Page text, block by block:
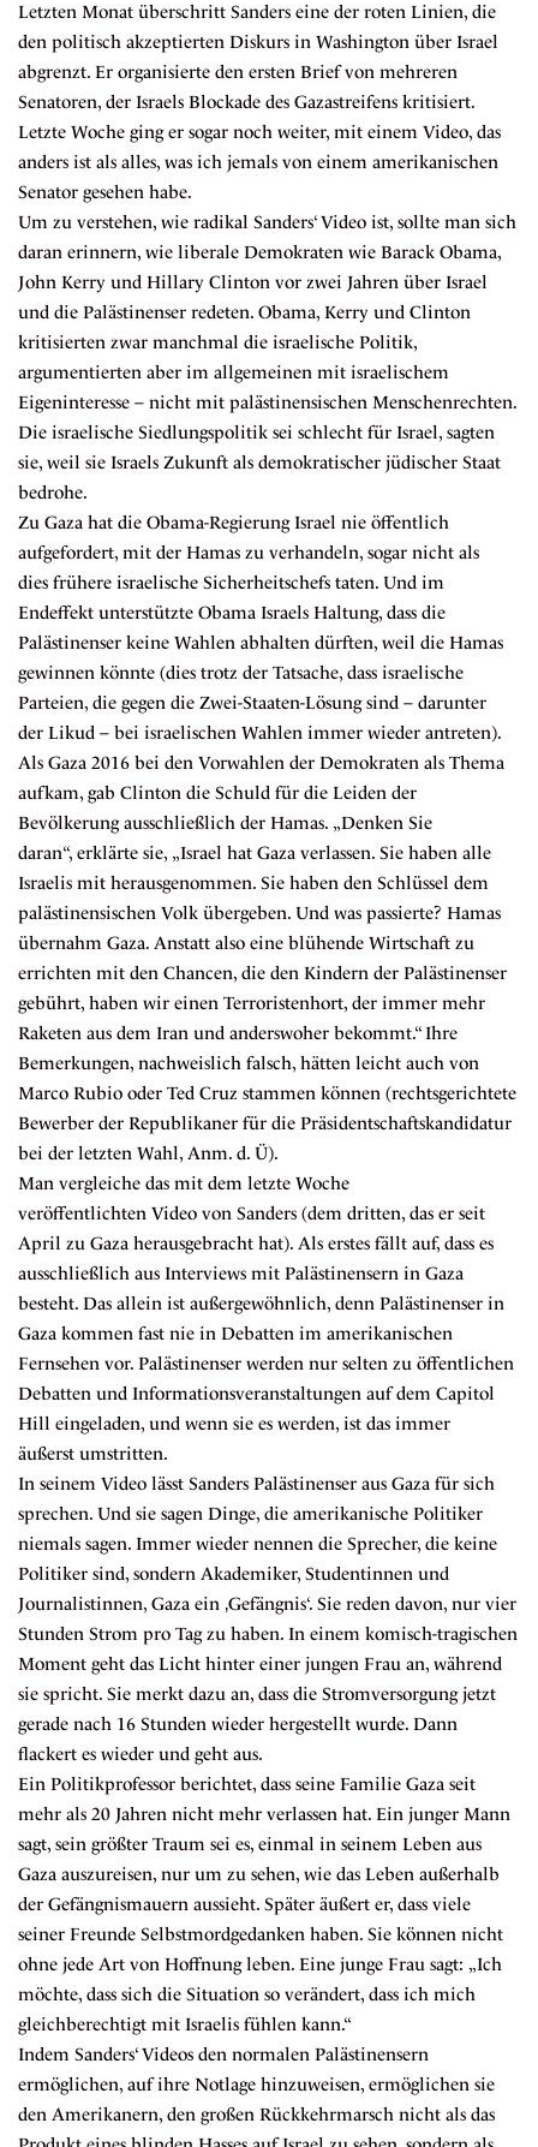
Letzten Monat überschritt Sanders eine der roten Linien, die
den politisch akzeptierten Diskurs in Washington über Israel
abgrenzt. Er organisierte den ersten Brief von mehreren
Senatoren, der Israels Blockade des Gazastreifens kritisiert.
Letzte Woche ging er sogar noch weiter, mit einem Video, das
anders ist als alles, was ich jemals von einem amerikanischen
Senator gesehen habe.
Um zu verstehen, wie radikal Sanders‘ Video ist, sollte man sich
daran erinnern, wie liberale Demokraten wie Barack Obama,
John Kerry und Hillary Clinton vor zwei Jahren über Israel
und die Palästinenser redeten. Obama, Kerry und Clinton
kritisierten zwar manchmal die israelische Politik,
argumentierten aber im allgemeinen mit israelischem
Eigeninteresse – nicht mit palästinensischen Menschenrechten.
Die israelische Siedlungspolitik sei schlecht für Israel, sagten
sie, weil sie Israels Zukunft als demokratischer jüdischer Staat
bedrohe.
Zu Gaza hat die Obama-Regierung Israel nie öffentlich
aufgefordert, mit der Hamas zu verhandeln, sogar nicht als
dies frühere israelische Sicherheitschefs taten. Und im
Endeffekt unterstützte Obama Israels Haltung, dass die
Palästinenser keine Wahlen abhalten dürften, weil die Hamas
gewinnen könnte (dies trotz der Tatsache, dass israelische
Parteien, die gegen die Zwei-Staaten-Lösung sind – darunter
der Likud – bei israelischen Wahlen immer wieder antreten).
Als Gaza 2016 bei den Vorwahlen der Demokraten als Thema
aufkam, gab Clinton die Schuld für die Leiden der
Bevölkerung ausschließlich der Hamas. „Denken Sie
daran“, erklärte sie, „Israel hat Gaza verlassen. Sie haben alle
Israelis mit herausgenommen. Sie haben den Schlüssel dem
palästinensischen Volk übergeben. Und was passierte? Hamas
übernahm Gaza. Anstatt also eine blühende Wirtschaft zu
errichten mit den Chancen, die den Kindern der Palästinenser
gebührt, haben wir einen Terroristenhort, der immer mehr
Raketen aus dem Iran und anderswoher bekommt.“ Ihre
Bemerkungen, nachweislich falsch, hätten leicht auch von
Marco Rubio oder Ted Cruz stammen können (rechtsgerichtete
Bewerber der Republikaner für die Präsidentschaftskandidatur
bei der letzten Wahl, Anm. d. Ü).
Man vergleiche das mit dem letzte Woche
veröffentlichten Video von Sanders (dem dritten, das er seit
April zu Gaza herausgebracht hat). Als erstes fällt auf, dass es
ausschließlich aus Interviews mit Palästinensern in Gaza
besteht. Das allein ist außergewöhnlich, denn Palästinenser in
Gaza kommen fast nie in Debatten im amerikanischen
Fernsehen vor. Palästinenser werden nur selten zu öffentlichen
Debatten und Informationsveranstaltungen auf dem Capitol
Hill eingeladen, und wenn sie es werden, ist das immer
äußerst umstritten.
In seinem Video lässt Sanders Palästinenser aus Gaza für sich
sprechen. Und sie sagen Dinge, die amerikanische Politiker
niemals sagen. Immer wieder nennen die Sprecher, die keine
Politiker sind, sondern Akademiker, Studentinnen und
Journalistinnen, Gaza ein ‚Gefängnis‘. Sie reden davon, nur vier
Stunden Strom pro Tag zu haben. In einem komisch-tragischen
Moment geht das Licht hinter einer jungen Frau an, während
sie spricht. Sie merkt dazu an, dass die Stromversorgung jetzt
gerade nach 16 Stunden wieder hergestellt wurde. Dann
flackert es wieder und geht aus.
Ein Politikprofessor berichtet, dass seine Familie Gaza seit
mehr als 20 Jahren nicht mehr verlassen hat. Ein junger Mann
sagt, sein größter Traum sei es, einmal in seinem Leben aus
Gaza auszureisen, nur um zu sehen, wie das Leben außerhalb
der Gefängnismauern aussieht. Später äußert er, dass viele
seiner Freunde Selbstmordgedanken haben. Sie können nicht
ohne jede Art von Hoffnung leben. Eine junge Frau sagt: „Ich
möchte, dass sich die Situation so verändert, dass ich mich
gleichberechtigt mit Israelis fühlen kann.“
Indem Sanders‘ Videos den normalen Palästinensern
ermöglichen, auf ihre Notlage hinzuweisen, ermöglichen sie
den Amerikanern, den großen Rückkehrmarsch nicht als das